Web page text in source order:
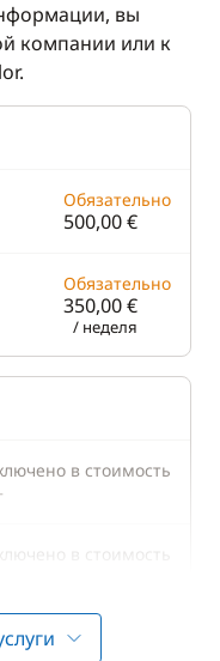
вы
компании или к
Обязательно
500,00 €
Обязательно
350,00 €
/ неделя
в стоимость
в стоимость
в стоимость